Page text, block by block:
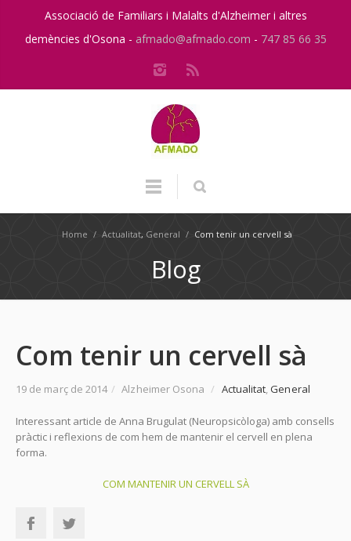
Associació de Familiars i Malalts d'Alzheimer i altres
demències d'Osona - afmado@afmado.com - 747 85 66 35
Home / Actualitat, General / Com tenir un cervell sà
Blog
Com tenir un cervell sà
19 de març de 2014 / Alzheimer Osona / Actualitat,General
Interessant article de Anna Brugulat (Neuropsicòloga) amb consells
pràctic i reflexions de com hem de mantenir el cervell en plena
forma.
COM MANTENIR UN CERVELL SÀ